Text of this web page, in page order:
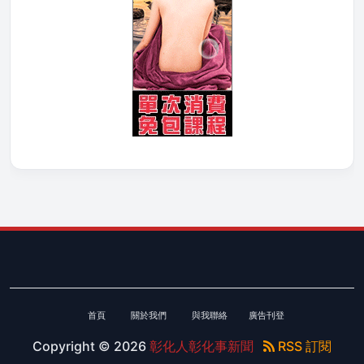
首頁 關於我們 與我聯絡 廣告刊登
Copyright © 2026 彰化人彰化事新聞 RSS 訂閱